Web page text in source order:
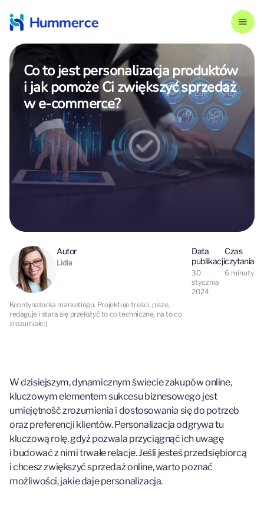
Co to jest personalizacja produktów
i jak pomoże Ci zwiększyć sprzedaż
w e-commerce?
Autor
Lidia
Koordynatorka marketingu. Projektuje treści, pisze,
redaguje i stara się przełożyć to co techniczne, na to co
zrozumiałe:)
Data
publikacji
30
stycznia
2024
Czas
czytania
6 minuty
W dzisiejszym, dynamicznym świecie zakupów online,
kluczowym elementem sukcesu biznesowego jest
umiejętność zrozumienia i dostosowania się do potrzeb
oraz preferencji klientów. Personalizacja odgrywa tu
kluczową rolę, gdyż pozwala przyciągnąć ich uwagę
i budować z nimi trwałe relacje. Jeśli jesteś przedsiębiorcą
i chcesz zwiększyć sprzedaż online, warto poznać
możliwości, jakie daje personalizacja.